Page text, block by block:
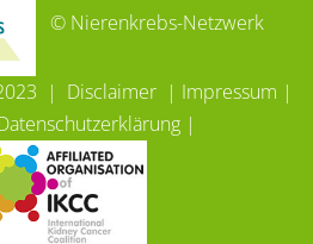
© Nierenkrebs-Netzwerk
| Disclaimer | Impressum |
|